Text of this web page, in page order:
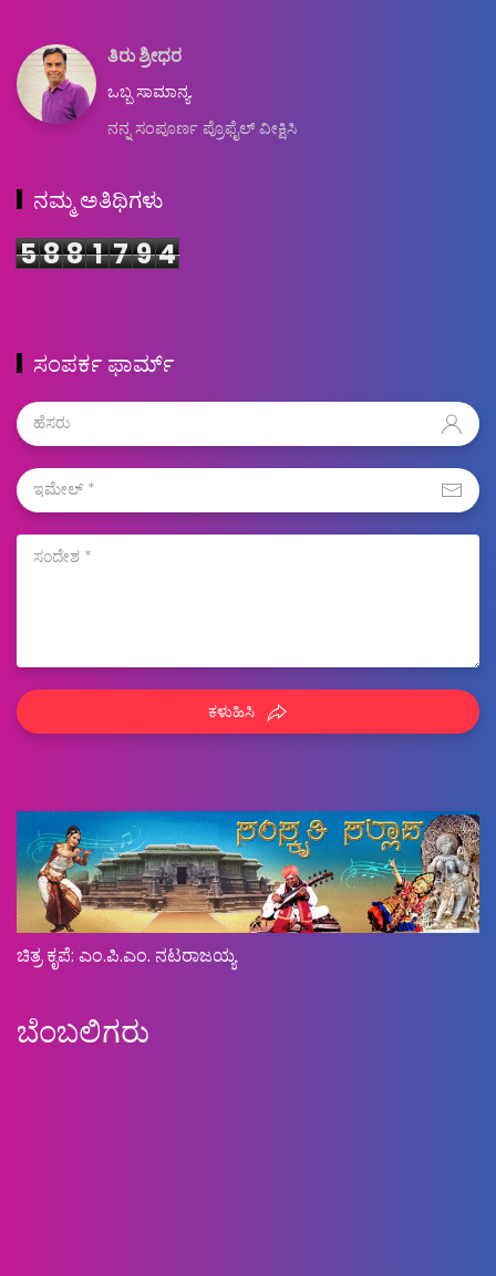
ತಿರು ಶ್ರೀಧರ
ಒಬ್ಬ ಸಾಮಾನ್ಯ.
ನನ್ನ ಸಂಪೂರ್ಣ ಪ್ರೊಫೈಲ್ ವೀಕ್ಷಿಸಿ
ನಮ್ಮ ಅತಿಥಿಗಳು
588 1 7 94
ಸಂಪರ್ಕ ಫಾರ್ಮ್
ಕಳುಹಿಸಿ
ಚಿತ್ರ ಕೃಪೆ: ಎಂ.ಪಿ.ಎಂ. ನಟರಾಜಯ್ಯ
ಬೆಂಬಲಿಗರು